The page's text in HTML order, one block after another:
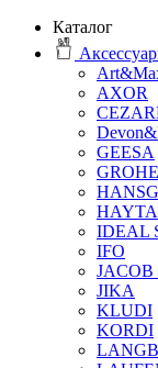
Каталог
AXOR
GEESA
GROHE
HAYTA
IDEAL
IFO
JIKA
KLUDI
KORDI